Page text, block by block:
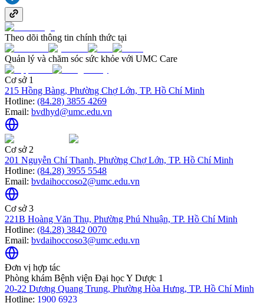
Theo dõi thông tin chính thức tại
Quản lý và chăm sóc sức khỏe với UMC Care
Cơ sở 1
215 Hồng Bàng, Phường Chợ Lớn, TP. Hồ Chí Minh
Hotline: (84.28) 3855 4269
Email: bvdhyd@umc.edu.vn
Cơ sở 2
201 Nguyễn Chí Thanh, Phường Chợ Lớn, TP. Hồ Chí Minh
Hotline: (84.28) 3955 5548
Email: bvdaihoccoso2@umc.edu.vn
Cơ sở 3
221B Hoàng Văn Thụ, Phường Phú Nhuận, TP. Hồ Chí Minh
Hotline: (84.28) 3842 0070
Email: bvdaihoccoso3@umc.edu.vn
Đơn vị hợp tác
Phòng khám Bệnh viện Đại học Y Dược 1
20-22 Dương Quang Trung, Phường Hòa Hưng, TP. Hồ Chí Minh
Hotline: 1900 6923